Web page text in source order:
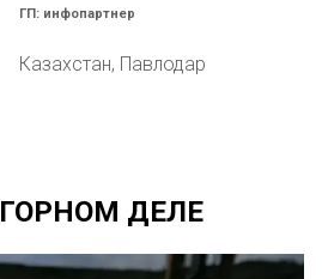
ГП: инфопартнер
Казахстан, Павлодар
ГОРНОМ ДЕЛЕ